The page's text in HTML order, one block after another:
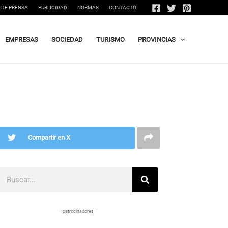
PRENSA PUBLICIDAD NORMAS CONTACTO
EMPRESAS SOCIEDAD TURISMO PROVINCIAS
Compartir en X
– patrocinadores –